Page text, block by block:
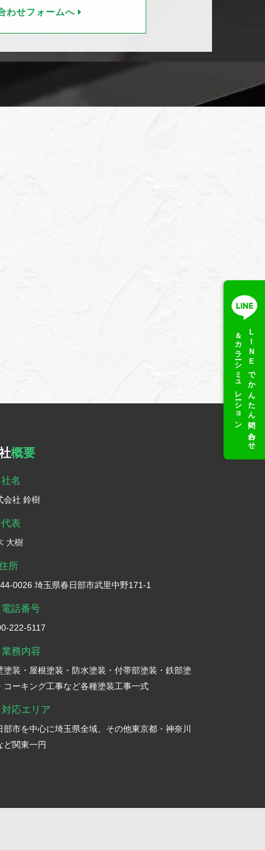
わせフォームへ
LINEでかんたん問い合わせ
＆カラーシミュレーション
概要
社名
会社 鈴樹
代表
大樹
所
0026 埼玉県春日部市武里中野171-1
電話番号
222-5117
業務内容
塗装・屋根塗装・防水塗装・付帯部塗装・鉄部塗
コーキング工事など各種塗装工事一式
対応エリア
部市を中心に埼玉県全域、その他東京都・神奈川
ど関東一円